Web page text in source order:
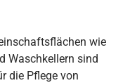
wie
Waschkellern sind
die Pflege von